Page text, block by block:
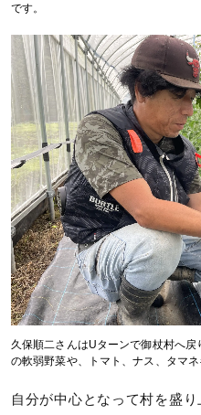
です。
久保順二さんはUターンで御杖村へ
の軟弱野菜や、トマト、ナス、タマ
自分が中心となって村を盛